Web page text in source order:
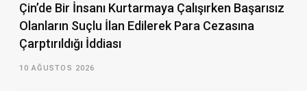
Çin’de Bir İnsanı Kurtarmaya Çalışırken Başarısız
Olanların Suçlu İlan Edilerek Para Cezasına
Çarptırıldığı İddiası
10 AĞUSTOS 2026